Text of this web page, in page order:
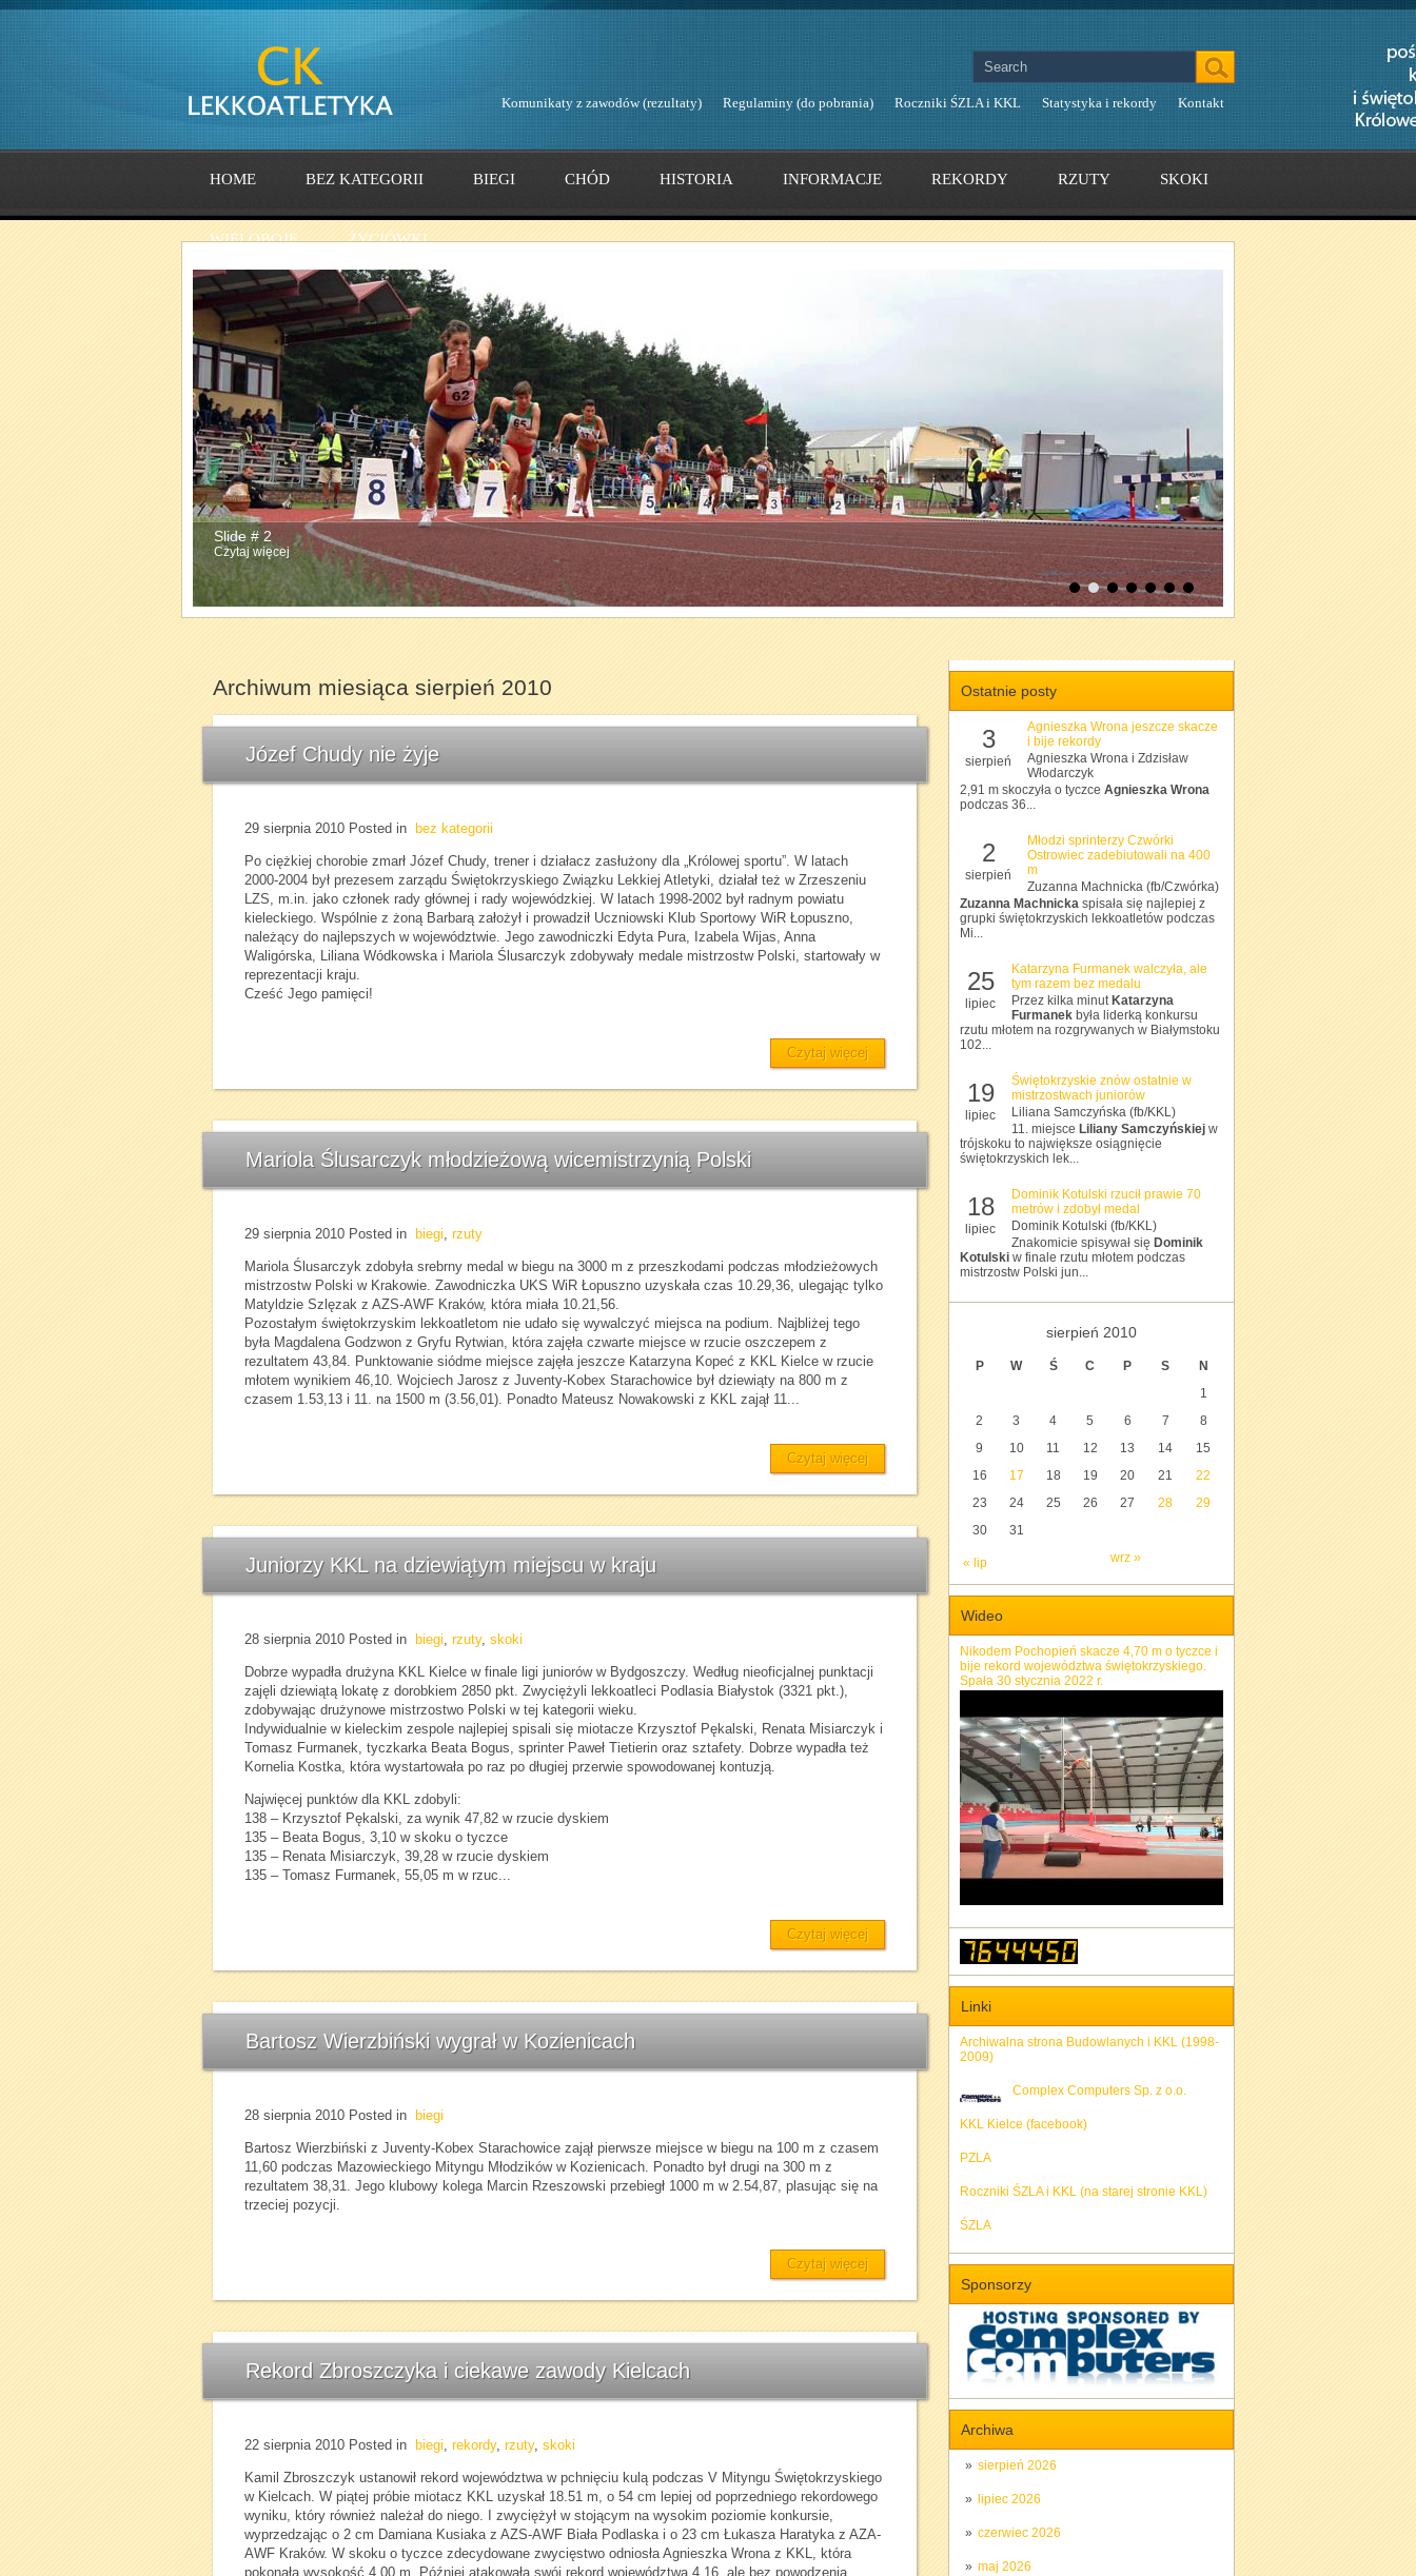
Komunikaty z zawodów (rezultaty) Regulaminy (do pobrania) Roczniki ŚZLA i KKL Statystyka i rekordy Kontakt
HOME BEZ KATEGORII BIEGI CHÓD HISTORIA INFORMACJE REKORDY RZUTY SKOKI
WIELOBOJE ŻYCIÓWKI
Slide # 2
Czytaj więcej
1 2 3 5 6 7
Ostatnie posty
3
sierpień
Agnieszka Wrona jeszcze skacze
i bije rekordy
Agnieszka Wrona i Zdzisław
Włodarczyk
2,91 m skoczyła o tyczce Agnieszka Wrona
podczas 36...
2
sierpień
Młodzi sprinterzy Czwórki
Ostrowiec zadebiutowali na 400
m
Zuzanna Machnicka (fb/Czwórka)
Zuzanna Machnicka spisała się najlepiej z
grupki świętokrzyskich lekkoatletów podczas
Mi...
25
lipiec
Katarzyna Furmanek walczyła, ale
tym razem bez medalu
Przez kilka minut Katarzyna
Furmanek była liderką konkursu
rzutu młotem na rozgrywanych w Białymstoku
102...
19
lipiec
Świętokrzyskie znów ostatnie w
mistrzostwach juniorów
Liliana Samczyńska (fb/KKL)
11. miejsce Liliany Samczyńskiej w
trójskoku to największe osiągnięcie
świętokrzyskich lek...
18
lipiec
Dominik Kotulski rzucił prawie 70
metrów i zdobył medal
Dominik Kotulski (fb/KKL)
Znakomicie spisywał się Dominik
Kotulski w finale rzutu młotem podczas
mistrzostw Polski jun...
sierpień 2010
P W Ś C P S N
« lip wrz »
1
2
3 4 5 6 7
8
9
10 11 12 13 14
15
16
17 18 19 20 21
22
23
24 25 26 27 28
29
30
31
Wideo
Nikodem Pochopień skacze 4,70 m o tyczce i
bije rekord województwa świętokrzyskiego.
Spała 30 stycznia 2022 r.
Linki
Archiwalna strona Budowlanych i KKL (1998-
2009)
Complex Computers Sp. z o.o.
KKL Kielce (facebook)
PZLA
Roczniki ŚZLA i KKL (na starej stronie KKL)
ŚZLA
Sponsorzy
Archiwa
sierpień 2026
lipiec 2026
czerwiec 2026
maj 2026
Archiwum miesiąca sierpień 2010
Józef Chudy nie żyje
29 sierpnia 2010 Posted in bez kategorii
Po ciężkiej chorobie zmarł Józef Chudy, trener i działacz zasłużony dla „Królowej sportu”. W latach
2000-2004 był prezesem zarządu Świętokrzyskiego Związku Lekkiej Atletyki, działał też w Zrzeszeniu
LZS, m.in. jako członek rady głównej i rady wojewódzkiej. W latach 1998-2002 był radnym powiatu
kieleckiego. Wspólnie z żoną Barbarą założył i prowadził Uczniowski Klub Sportowy WiR Łopuszno,
należący do najlepszych w województwie. Jego zawodniczki Edyta Pura, Izabela Wijas, Anna
Waligórska, Liliana Wódkowska i Mariola Ślusarczyk zdobywały medale mistrzostw Polski, startowały w
reprezentacji kraju.
Cześć Jego pamięci!
Czytaj więcej
Mariola Ślusarczyk młodzieżową wicemistrzynią Polski
29 sierpnia 2010 Posted in biegi, rzuty
Mariola Ślusarczyk zdobyła srebrny medal w biegu na 3000 m z przeszkodami podczas młodzieżowych
mistrzostw Polski w Krakowie. Zawodniczka UKS WiR Łopuszno uzyskała czas 10.29,36, ulegając tylko
Matyldzie Szlęzak z AZS-AWF Kraków, która miała 10.21,56.
Pozostałym świętokrzyskim lekkoatletom nie udało się wywalczyć miejsca na podium. Najbliżej tego
była Magdalena Godzwon z Gryfu Rytwian, która zajęła czwarte miejsce w rzucie oszczepem z
rezultatem 43,84. Punktowanie siódme miejsce zajęła jeszcze Katarzyna Kopeć z KKL Kielce w rzucie
młotem wynikiem 46,10. Wojciech Jarosz z Juventy-Kobex Starachowice był dziewiąty na 800 m z
czasem 1.53,13 i 11. na 1500 m (3.56,01). Ponadto Mateusz Nowakowski z KKL zajął 11...
Czytaj więcej
Juniorzy KKL na dziewiątym miejscu w kraju
28 sierpnia 2010 Posted in biegi, rzuty, skoki
Dobrze wypadła drużyna KKL Kielce w finale ligi juniorów w Bydgoszczy. Według nieoficjalnej punktacji
zajęli dziewiątą lokatę z dorobkiem 2850 pkt. Zwyciężyli lekkoatleci Podlasia Białystok (3321 pkt.),
zdobywając drużynowe mistrzostwo Polski w tej kategorii wieku.
Indywidualnie w kieleckim zespole najlepiej spisali się miotacze Krzysztof Pękalski, Renata Misiarczyk i
Tomasz Furmanek, tyczkarka Beata Bogus, sprinter Paweł Tietierin oraz sztafety. Dobrze wypadła też
Kornelia Kostka, która wystartowała po raz po długiej przerwie spowodowanej kontuzją.
Najwięcej punktów dla KKL zdobyli:
138 – Krzysztof Pękalski, za wynik 47,82 w rzucie dyskiem
135 – Beata Bogus, 3,10 w skoku o tyczce
135 – Renata Misiarczyk, 39,28 w rzucie dyskiem
135 – Tomasz Furmanek, 55,05 m w rzuc...
Czytaj więcej
Bartosz Wierzbiński wygrał w Kozienicach
28 sierpnia 2010 Posted in biegi
Bartosz Wierzbiński z Juventy-Kobex Starachowice zajął pierwsze miejsce w biegu na 100 m z czasem
11,60 podczas Mazowieckiego Mityngu Młodzików w Kozienicach. Ponadto był drugi na 300 m z
rezultatem 38,31. Jego klubowy kolega Marcin Rzeszowski przebiegł 1000 m w 2.54,87, plasując się na
trzeciej pozycji.
Czytaj więcej
Rekord Zbroszczyka i ciekawe zawody Kielcach
22 sierpnia 2010 Posted in biegi, rekordy, rzuty, skoki
Kamil Zbroszczyk ustanowił rekord województwa w pchnięciu kulą podczas V Mityngu Świętokrzyskiego
w Kielcach. W piątej próbie miotacz KKL uzyskał 18.51 m, o 54 cm lepiej od poprzedniego rekordowego
wyniku, który również należał do niego. I zwyciężył w stojącym na wysokim poziomie konkursie,
wyprzedzając o 2 cm Damiana Kusiaka z AZS-AWF Biała Podlaska i o 23 cm Łukasza Haratyka z AZA-
AWF Kraków. W skoku o tyczce zdecydowane zwycięstwo odniosła Agnieszka Wrona z KKL, która
pokonała wysokość 4,00 m. Później atakowała swój rekord województwa 4,16, ale bez powodzenia.